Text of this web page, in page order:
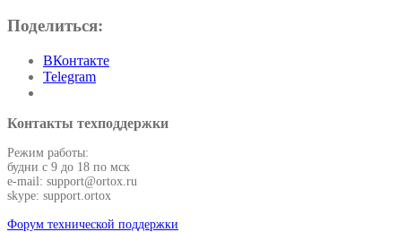
Поделиться:
ВКонтакте
Telegram
Контакты техподдержки
Режим работы:
будни с 9 до 18 по мск
e-mail: support@ortox.ru
skype: support.ortox
Форум технической поддержки